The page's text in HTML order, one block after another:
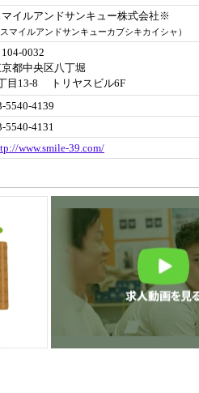
イルアンドサンキュー株式会社※
マイルアンドサンキューカブシキカイシャ）
0032
都中央区八丁堀
目13-8 トリヤスビル6F
5540-4139
5540-4131
www.smile-39.com/